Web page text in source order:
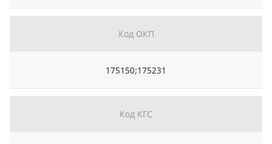
Код ОКП
175150;175231
Код КГС